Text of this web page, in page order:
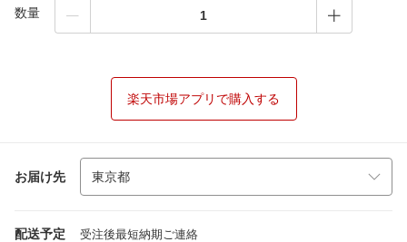
数量
楽天市場アプリで購入する
お届け先
配送予定 受注後最短納期ご連絡